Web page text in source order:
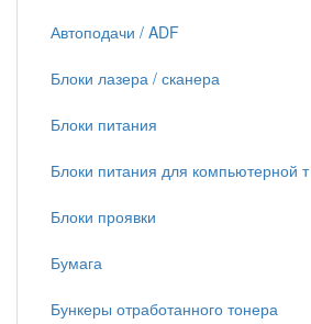
Автоподачи / ADF
Блоки лазера / сканера
Блоки питания
Блоки питания для компьютерной т
Блоки проявки
Бумага
Бункеры отработанного тонера